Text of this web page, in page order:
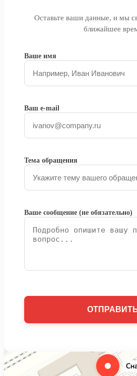
Оставьте ваши данные, и мы
ближайшее
Ваше имя
Ваш e-mail
Тема обращения
Ваше сообщение (не обязательно)